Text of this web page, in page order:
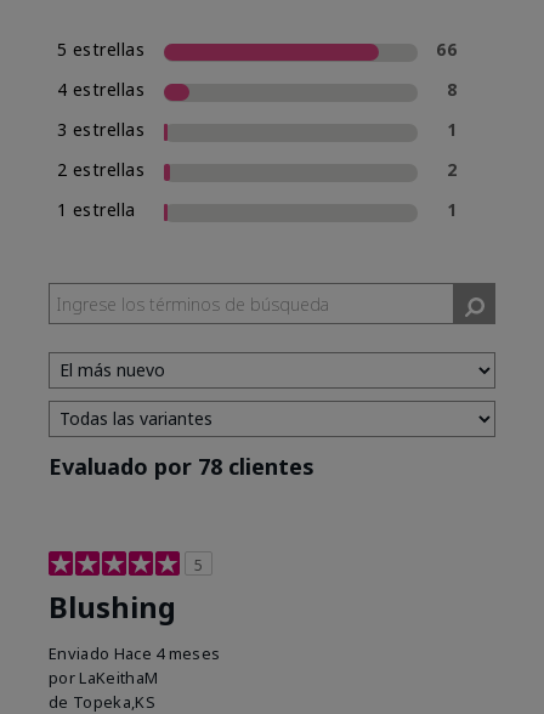
5 estrellas
66
4 estrellas
8
3 estrellas
1
2 estrellas
2
1 estrella
1
Evaluado por 78 clientes
5
Blushing
Enviado Hace 4 meses
por LaKeithaM
de Topeka,KS